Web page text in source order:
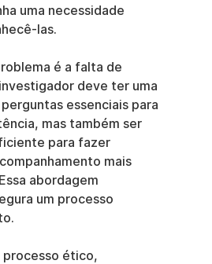
uma necessidade
las.
é a falta de
deve ter uma
essenciais para
mas também ser
para fazer
mais
abordagem
um processo
processo ético,